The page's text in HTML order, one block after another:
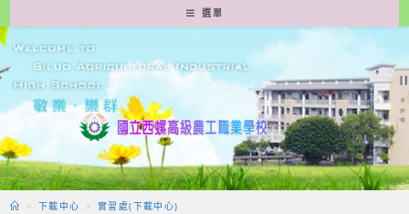
轉
至
要
容
選單
> 下載中心 > 實習處(下載中心)